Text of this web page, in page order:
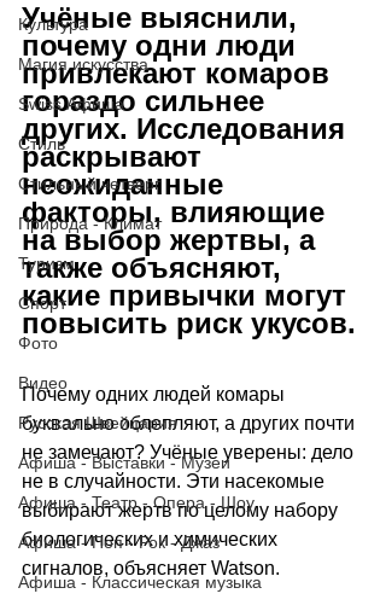
Культура
Магия искусства
Swiss Афиша
Стиль
Стильный четверг
Природа - Климат
Туризм
Спорт
Фото
Видео
Русская Швейцария
Афиша - Выставки - Музеи
Афиша - Театр - Опера - Шоу
Афиша - Поп - Рок - Джаз
Афиша - Классическая музыка
Учёные выяснили,
почему одни люди
привлекают комаров
гораздо сильнее
других. Исследования
раскрывают
неожиданные
факторы, влияющие
на выбор жертвы, а
также объясняют,
какие привычки могут
повысить риск укусов.
Почему одних людей комары
буквально облепляют, а других почти
не замечают? Учёные уверены: дело
не в случайности. Эти насекомые
выбирают жертв по целому набору
биологических и химических
сигналов, объясняет Watson.